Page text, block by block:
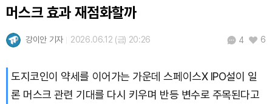
머스크 효과 재점화할까
강이안 기자 2026.06.12 (금) 20:26 4 6
도지코인이 약세를 이어가는 가운데 스페이스X IPO설이 일
론 머스크 관련 기대를 다시 키우며 반등 변수로 주목된다고